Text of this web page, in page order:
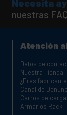
Necesita
nuestras
Atención
Datos de
Nuestra Tienda
¿Eres
Canal de
Carros de
Armarios Rack